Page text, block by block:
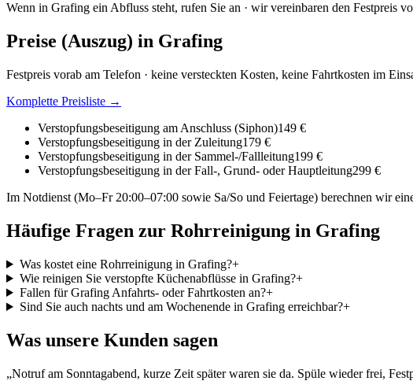
Wenn in Grafing ein Abfluss steht, rufen Sie an · wir vereinbaren den Festpreis
Preise (Auszug) in Grafing
Festpreis vorab am Telefon · keine versteckten Kosten, keine Fahrtkosten im
Komplette Preisliste →
Verstopfungsbeseitigung am Anschluss (Siphon)149 €
Verstopfungsbeseitigung in der Zuleitung179 €
Verstopfungsbeseitigung in der Sammel-/Fallleitung199 €
Verstopfungsbeseitigung in der Fall-, Grund- oder Hauptleitung299 €
Im Notdienst (Mo–Fr 20:00–07:00 sowie Sa/So und Feiertage) berechnen wir
Häufige Fragen zur Rohrreinigung in Grafing
Was kostet eine Rohrreinigung in Grafing?+
Wie reinigen Sie verstopfte Küchenabflüsse in Grafing?+
Fallen für Grafing Anfahrts- oder Fahrtkosten an?+
Sind Sie auch nachts und am Wochenende in Grafing erreichbar?+
Was unsere Kunden sagen
„Notruf am Sonntagabend, kurze Zeit später waren sie da. Spüle wieder frei,